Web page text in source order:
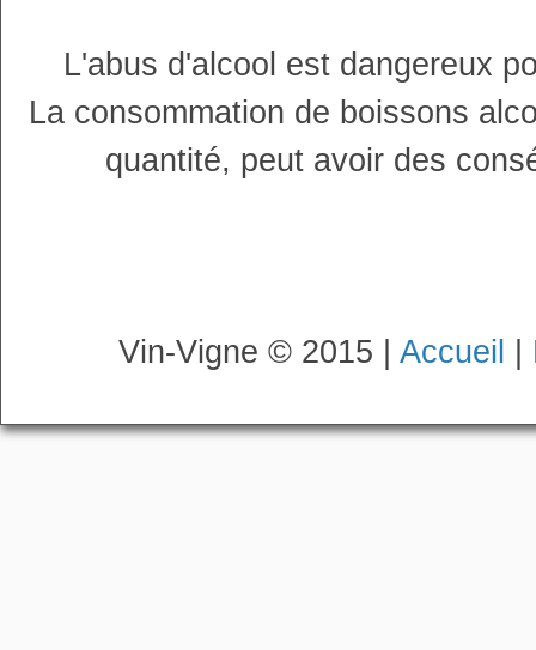
L'abus d'alcool est dangereux
La consommation de boissons
quantité, peut avoir des
Vin-Vigne © 2015 | Accueil